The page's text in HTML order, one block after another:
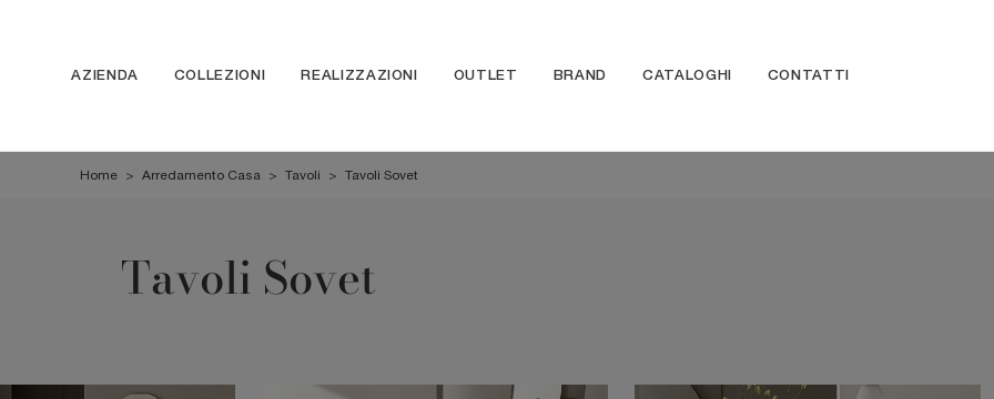
AZIENDA COLLEZIONI REALIZZAZIONI OUTLET BRAND CATALOGHI CONTATTI
Home > Arredamento Casa > Tavoli > Tavoli Sovet
Tavoli Sovet